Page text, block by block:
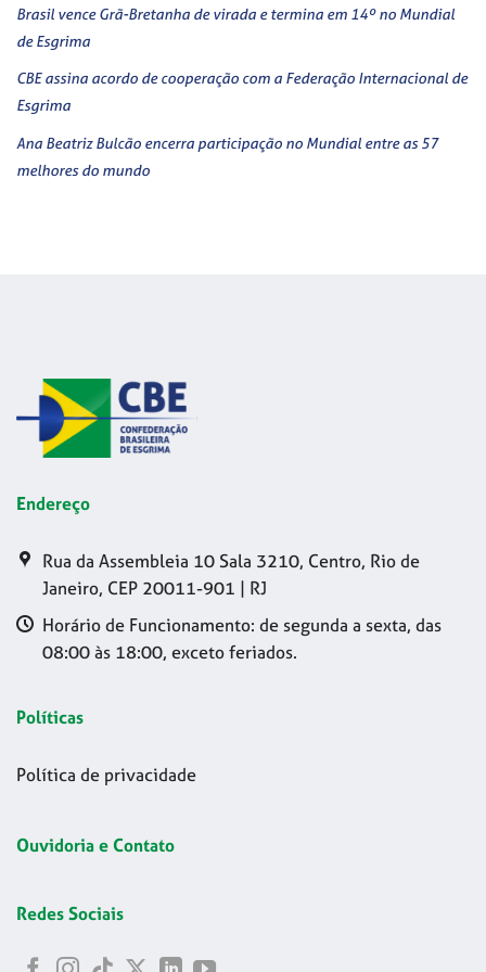
Brasil vence Grã-Bretanha de virada e termina em 14º no Mundial
de Esgrima
CBE assina acordo de cooperação com a Federação Internacional de
Esgrima
Ana Beatriz Bulcão encerra participação no Mundial entre as 57
melhores do mundo
Endereço
Rua da Assembleia 10 Sala 3210, Centro, Rio de
Janeiro, CEP 20011-901 | RJ
Horário de Funcionamento: de segunda a sexta, das
08:00 às 18:00, exceto feriados.
Políticas
Política de privacidade
Ouvidoria e Contato
Redes Sociais